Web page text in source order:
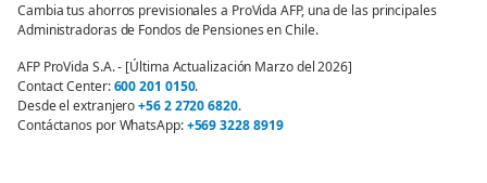
Cambia tus ahorros previsionales a ProVida AFP, una de las principales
Administradoras de Fondos de Pensiones en Chile.
AFP ProVida S.A. - [Última Actualización Marzo del 2026]
Contact Center:600 201 0150.
Desde el extranjero+56 2 2720 6820.
Contáctanos por WhatsApp:+569 3228 8919